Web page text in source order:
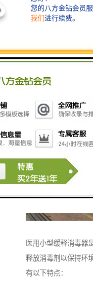
指标，如pH值、浊度
6. **污水回用系统**
- 经过处理的水可以
在选择和配置污水处
体需求、污水水质
备的维护和管理也重
医用小型缓释消毒器
释放消毒剂以保持环
有以下特点：